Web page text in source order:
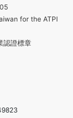
for the ATPI
認證標章